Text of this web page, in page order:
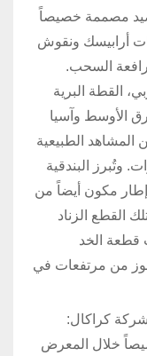
صيد مصممة خصيصاً
أرابيسك ونقوش
السحب.
القطة البرية
الأوسط وآسيا
المشاهد الطبيعية
وتُبرز البندقية
مكون أيضاً من
القطع الزناد
قطعة الخد
من مرتفعات في
كراكال:
خلال المعرض